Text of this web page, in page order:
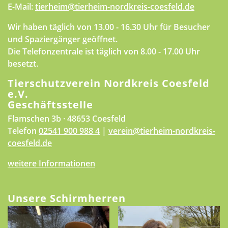
E-Mail:tierheim@tierheim-nordkreis-coesfeld.de
Wir haben täglich von 13.00 - 16.30 Uhr für Besucher
und Spaziergänger geöffnet.
Die Telefonzentrale ist täglich von 8.00 - 17.00 Uhr
besetzt.
Tierschutzverein Nordkreis Coesfeld
e.V.
Geschäftsstelle
Flamschen 3b · 48653 Coesfeld
Telefon 02541 900 988 4 | verein@tierheim-nordkreis-
coesfeld.de
weitere Informationen
Unsere Schirmherren